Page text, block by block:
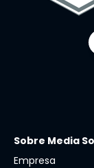
Sobre Media
Empresa